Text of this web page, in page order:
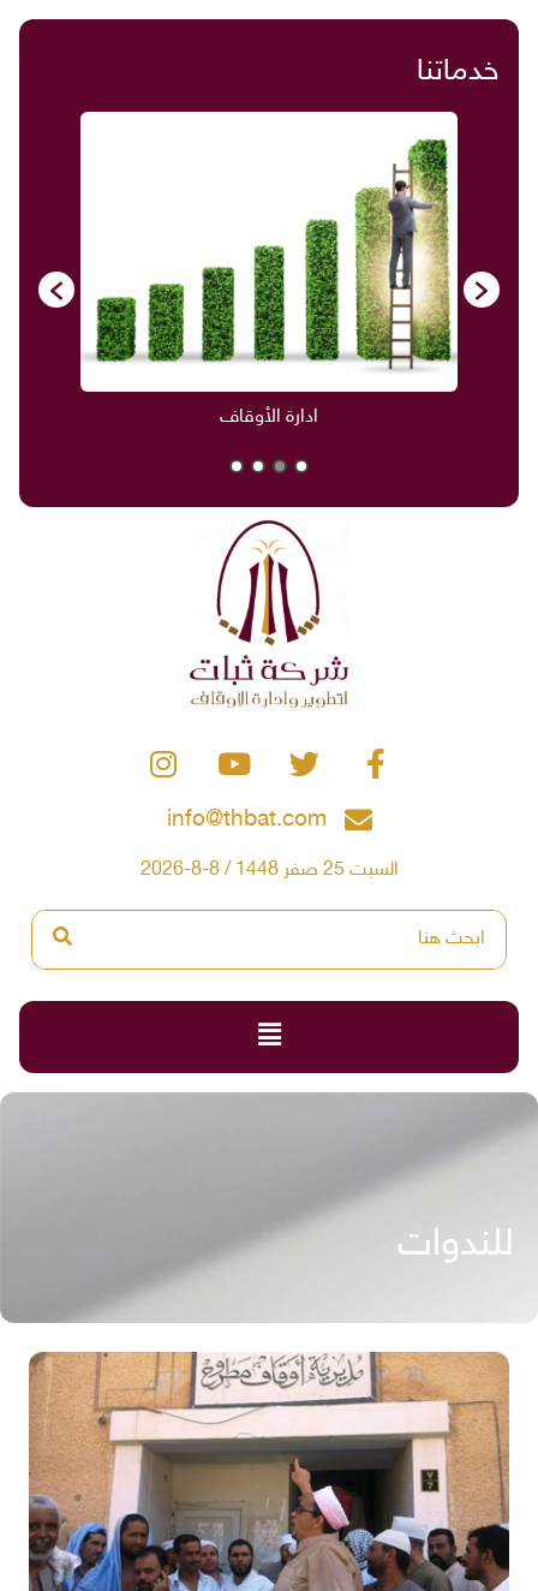
خدماتنا
ادارة الأوقاف
info@thbat.com
السبت 25 صفر 1448 / 8-8-2026
للندوات